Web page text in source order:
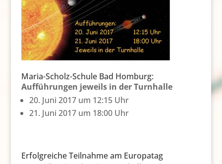
Maria-Scholz-Schule Bad Homburg:
Aufführungen jeweils in der Turnhalle
20. Juni 2017 um 12:15 Uhr
21. Juni 2017 um 18:00 Uhr
Erfolgreiche Teilnahme am Europatag